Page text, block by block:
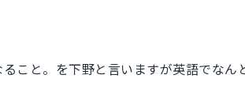
こと。を下野と言いますが英語でなん